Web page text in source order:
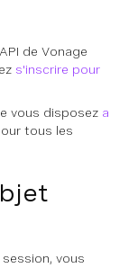
de Vonage
s'inscrire pour
vous disposez a
tous les
vous